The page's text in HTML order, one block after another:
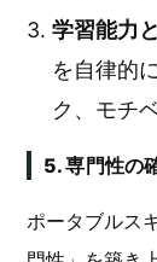
学習能力
を自律的
ク、モチ
5. 専門性の
ポータブルス